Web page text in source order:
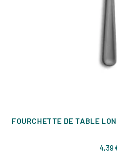
FOURCHETTE DE TABLE
4,39